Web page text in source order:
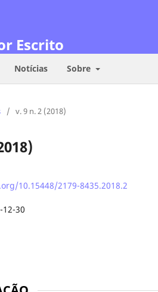
Escrito
Notícias Sobre
/ v. 9 n. 2 (2018)
10.15448/2179-8435.2018.2
12-30